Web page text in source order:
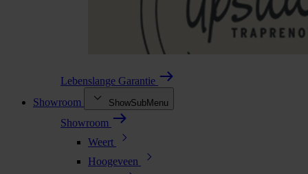
Lebenslange Garantie
Showroom
ShowSubMenu
Showroom
Weert
Hoogeveen